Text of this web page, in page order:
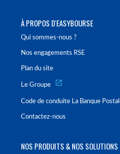
À PROPOS D'EASYBOURSE
Qui sommes-nous ?
Nos engagements RSE
Plan du site
Le Groupe
Code de conduite La Banque
Contactez-nous
NOS PRODUITS & NOS SOLUTIONS